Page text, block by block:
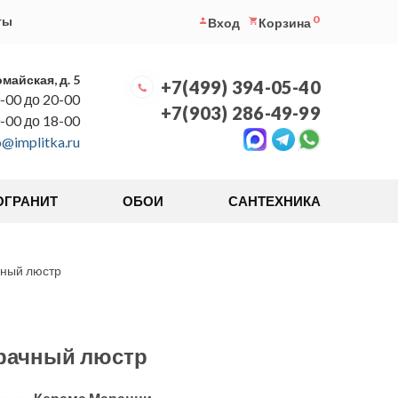
Вход Корзина 0
д. 5
до 20-00
00 до 18-00
+7(499) 394-05-40
+7(903) 286-49-99
ОБОИ САНТЕХНИКА
люстр
люстр